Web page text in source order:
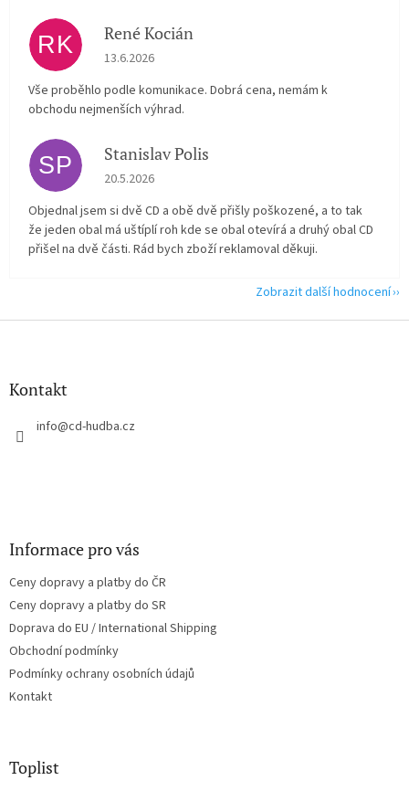
RK René Kocián
Hodnocení obchodu je 5 z 5 hvězdiček.
13.6.2026
Vše proběhlo podle komunikace. Dobrá cena, nemám k
obchodu nejmenších výhrad.
SP Stanislav Polis
Hodnocení obchodu je 2 z 5 hvězdiček.
20.5.2026
Objednal jsem si dvě CD a obě dvě přišly poškozené, a to tak
že jeden obal má uštíplí roh kde se obal otevírá a druhý obal CD
přišel na dvě části. Rád bych zboží reklamoval děkuji.
Zobrazit další hodnocení
Z
Kontakt
info@cd-hudba.cz
Informace pro vás
Ceny dopravy a platby do ČR
Ceny dopravy a platby do SR
Doprava do EU / International Shipping
Obchodní podmínky
Podmínky ochrany osobních údajů
Kontakt
Toplist